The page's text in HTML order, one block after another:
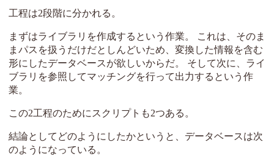
工程は2段階に分かれる。
まずはライブラリを作成するという作業。 これは、そのま
まパスを扱うだけだとしんどいため、変換した情報を含む
形にしたデータベースが欲しいからだ。 そして次に、ライ
ブラリを参照してマッチングを行って出力するという作
業。
この2工程のためにスクリプトも2つある。
結論としてどのようにしたかというと、データベースは次
のようになっている。